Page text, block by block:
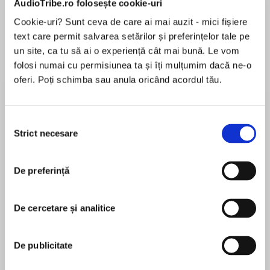
AudioTribe.ro folosește cookie-uri
Cookie-uri? Sunt ceva de care ai mai auzit - mici fișiere
text care permit salvarea setărilor și preferințelor tale pe
un site, ca tu să ai o experiență cât mai bună. Le vom
folosi numai cu permisiunea ta și îți mulțumim dacă ne-o
oferi. Poți schimba sau anula oricând acordul tău.
consimțământului
Strict necesare
De preferință
De cercetare și analitice
De publicitate
Desprecarte
The second book in Charles Cumming’s
gripping new thriller series surrounding BOX 88
A spy in one of the most dangerous places on
1993: Student Lachlan Kite is sent to post-
In reality, he is there as a spy. Top secret
intelligence agency BOX 88 has ordered Kite to
extract a chemical weapons scientist before his
groundbreaking research falls into the wrong
pentru această carte
Charles Cumming was born in Scotland in 1971.